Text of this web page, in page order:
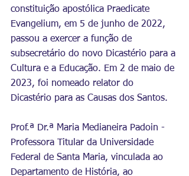
constituição apostólica Praedicate
Evangelium, em 5 de junho de 2022,
passou a exercer a função de
subsecretário do novo Dicastério para a
Cultura e a Educação. Em 2 de maio de
2023, foi nomeado relator do
Dicastério para as Causas dos Santos.
Prof.ª Dr.ª Maria Medianeira Padoin -
Professora Titular da Universidade
Federal de Santa Maria, vinculada ao
Departamento de História, ao